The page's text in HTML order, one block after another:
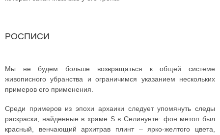
РОСПИСИ
Мы не будем больше возвращаться к общей системе
живописного убранства и ограничимся указанием нескольких
примеров его применения.
Среди примеров из эпохи архаики следует упомянуть следы
раскраски, найденные в храме S в Селинунте: фон метоп был
красный, венчающий архитрав плинт – ярко-желтого цвета,